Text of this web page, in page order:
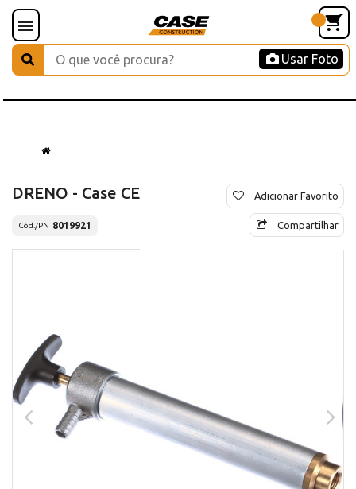
Usar Foto
DRENO - Case CE
Cód./PN 8019921
Adicionar Favorito
Compartilhar